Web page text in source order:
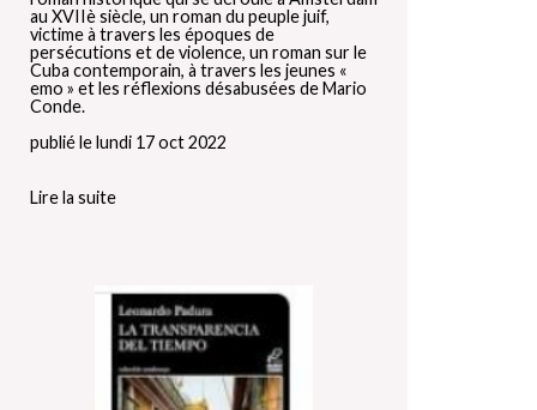
au XVIIè siècle, un roman du peuple juif,
victime à travers les époques de
persécutions et de violence, un roman sur le
Cuba contemporain, à travers les jeunes «
emo » et les réflexions désabusées de Mario
Conde.
publié le lundi 17 oct 2022
Lire la suite